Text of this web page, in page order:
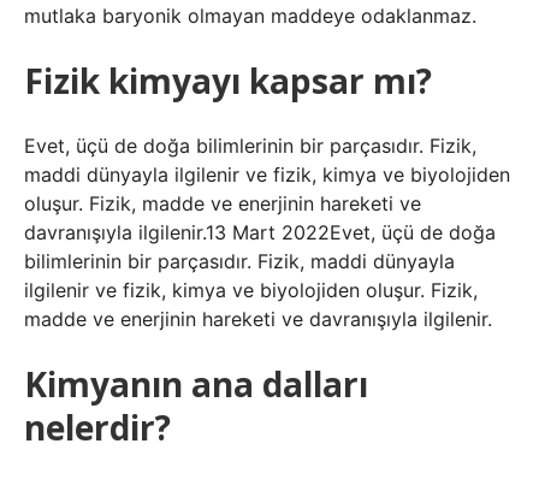
mutlaka baryonik olmayan maddeye odaklanmaz.
Fizik kimyayı kapsar mı?
Evet, üçü de doğa bilimlerinin bir parçasıdır. Fizik,
maddi dünyayla ilgilenir ve fizik, kimya ve biyolojiden
oluşur. Fizik, madde ve enerjinin hareketi ve
davranışıyla ilgilenir.13 Mart 2022Evet, üçü de doğa
bilimlerinin bir parçasıdır. Fizik, maddi dünyayla
ilgilenir ve fizik, kimya ve biyolojiden oluşur. Fizik,
madde ve enerjinin hareketi ve davranışıyla ilgilenir.
Kimyanın ana dalları
nelerdir?